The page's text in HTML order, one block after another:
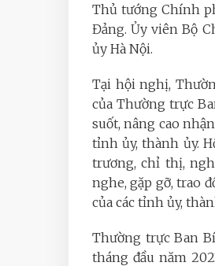
Thủ tướng Chính
Đảng. Ủy viên Bộ
ủy Hà Nội.
Tại hội nghị,
của Thường trực
suốt, nâng cao
tỉnh ủy, thành ủy.
trương, chỉ thị,
nghe, gặp gỡ, trao
của các tỉnh ủy,
Thường trực Ban
tháng đầu năm